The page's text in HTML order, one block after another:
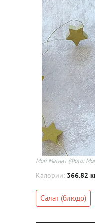
Мой Магнит(Фото:
Калории: 366.82
Салат (блюдо)